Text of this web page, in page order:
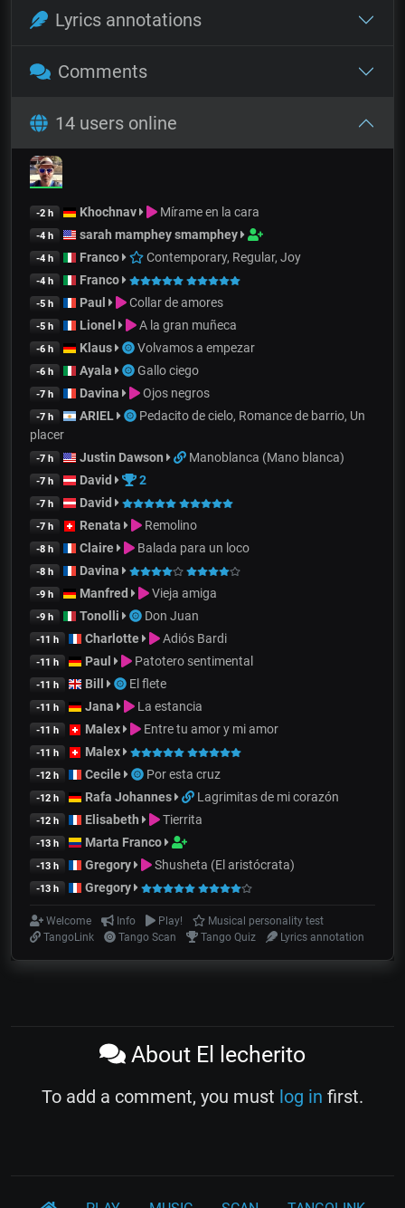
Lyrics annotations
Comments
14 users online
-2 h Khochnav Mírame en la cara
-4 h sarah mamphey smamphey
-4 h Franco Contemporary, Regular, Joy
-4 h Franco
-5 h Paul Collar de amores
-5 h Lionel A la gran muñeca
-6 h Klaus Volvamos a empezar
-6 h Ayala Gallo ciego
-7 h Davina Ojos negros
-7 h ARIEL
Pedacito de cielo, Romance de barrio, Un
placer
-7 h Justin Dawson Manoblanca (Mano blanca)
-7 h David 2
-7 h David
-7 h Renata Remolino
-8 h Claire Balada para un loco
-8 h Davina
-9 h Manfred Vieja amiga
-9 h Tonolli Don Juan
-11 h Charlotte Adiós Bardi
-11 h Paul Patotero sentimental
-11 h Bill El flete
-11 h Jana La estancia
-11 h Malex Entre tu amor y mi amor
-11 h Malex
-12 h Cecile Por esta cruz
-12 h Rafa Johannes Lagrimitas de mi corazón
-12 h Elisabeth Tierrita
-13 h Marta Franco
-13 h Gregory Shusheta (El aristócrata)
-13 h Gregory
Welcome Info Play!
Musical personality test
TangoLink
Tango Scan Tango Quiz Lyrics annotation
About El lecherito
To add a comment, you must log in first.